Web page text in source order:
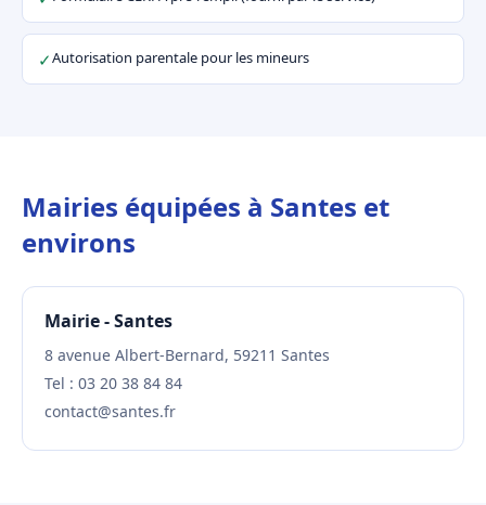
✓Autorisation parentale pour les mineurs
Mairies équipées à Santes et
environs
Mairie - Santes
8 avenue Albert-Bernard, 59211 Santes
Tel : 03 20 38 84 84
contact@santes.fr